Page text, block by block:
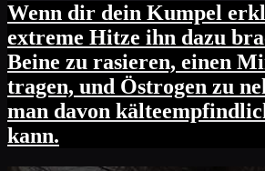
Wenn dir dein Kumpel
extreme Hitze ihn dazu
Beine zu rasieren, einen
tragen, und Östrogen zu
man davon
kann.